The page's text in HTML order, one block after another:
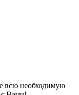
всю необходимую